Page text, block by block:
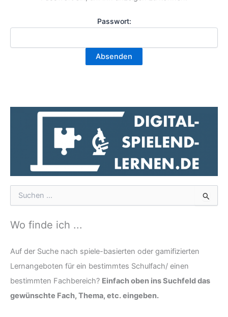
Passwort:
h
e
n
c
h
Wo finde ich ...
Auf der Suche nach spiele-basierten oder gamifizierten
Lernangeboten für ein bestimmtes Schulfach/ einen
bestimmten Fachbereich? Einfach oben ins Suchfeld das
gewünschte Fach, Thema, etc. eingeben.